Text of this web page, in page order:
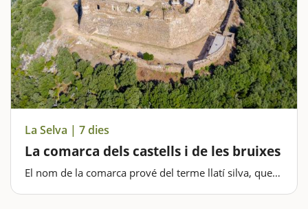
La Selva | 7 dies
La comarca dels castells i de les bruixes
El nom de la comarca prové del terme llatí silva, que